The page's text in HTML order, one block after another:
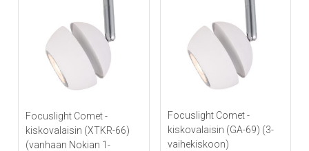
Focuslight Comet -
kiskovalaisin (XTKR-66)
(vanhaan Nokian 1-
Focuslight Comet -
kiskovalaisin (GA-69) (3-
vaihekiskoon)